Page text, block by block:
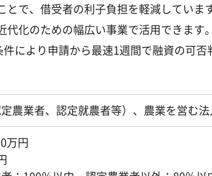
で、借受者の利子負担を軽減していま
化のための幅広い事業で活用できます。
により申請から最速1週間で融資の可否
農業者、認定就農者等）、農業を営む
万円